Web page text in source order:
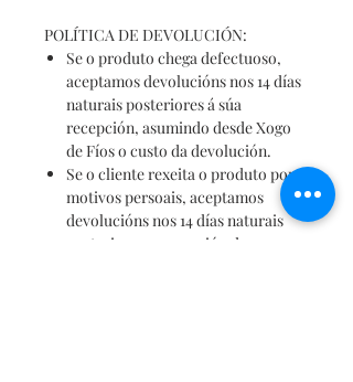
POLÍTICA DE DEVOLUCIÓN:
Se o produto chega defectuoso,
aceptamos devolucións nos 14 días
naturais posteriores á súa
recepción, asumindo desde Xogo
de Fíos o custo da devolución.
Se o cliente rexeita o produto por
motivos persoais, aceptamos
devolucións nos 14 días naturais
posteriores a recepción do mesmo,